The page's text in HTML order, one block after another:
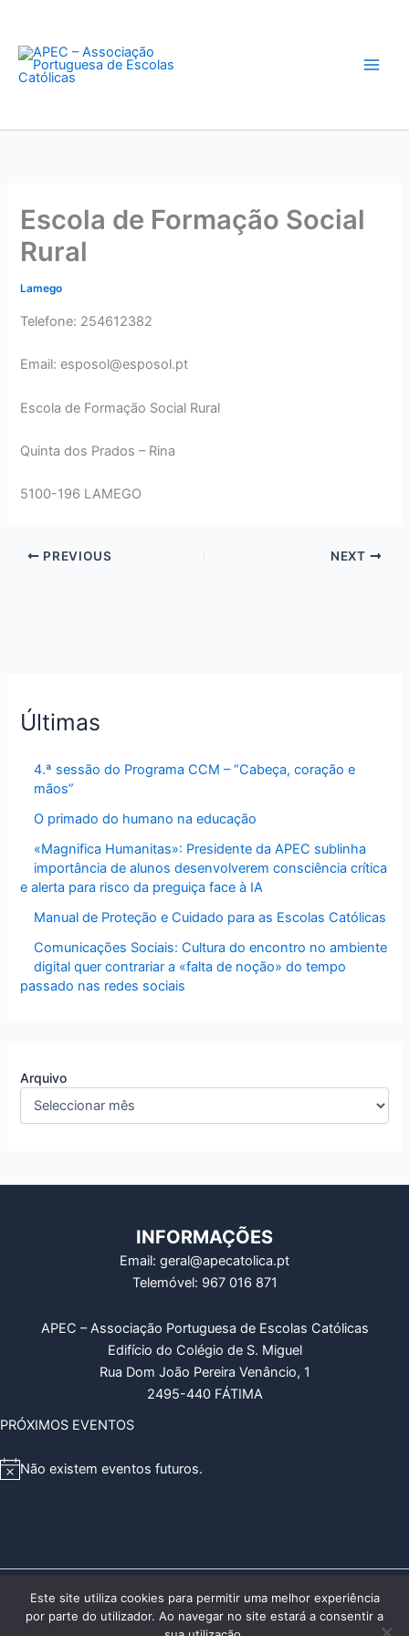
content
Escola de Formação Social
Rural
Lamego
Telefone: 254612382
Email: esposol@esposol.pt
Escola de Formação Social Rural
Quinta dos Prados – Rina
5100-196 LAMEGO
PREVIOUS NEXT
Últimas
4.ª sessão do Programa CCM – “Cabeça, coração e
mãos”
O primado do humano na educação
«Magnifica Humanitas»: Presidente da APEC sublinha
importância de alunos desenvolverem consciência crítica
e alerta para risco da preguiça face à IA
Manual de Proteção e Cuidado para as Escolas Católicas
Comunicações Sociais: Cultura do encontro no ambiente
digital quer contrariar a «falta de noção» do tempo
passado nas redes sociais
Arquivo
INFORMAÇÕES
Email: geral@apecatolica.pt
Telemóvel: 967 016 871
APEC – Associação Portuguesa de Escolas Católicas
Edifício do Colégio de S. Miguel
Rua Dom João Pereira Venâncio, 1
2495-440 FÁTIMA
PRÓXIMOS EVENTOS
A
o
Não existem eventos futuros.
Copyright © 2026 APEC – Associação Portuguesa de Escolas
Católicas
Este site utiliza cookies para permitir uma melhor experiência
por parte do utilizador. Ao navegar no site estará a consentir a